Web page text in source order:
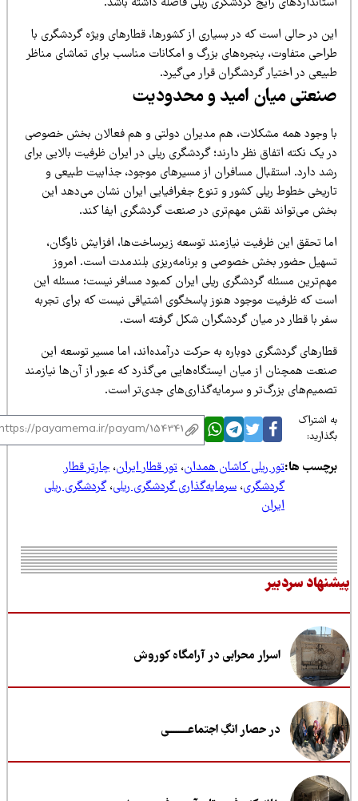
در حالی است که در بسیاری از کشورها، قطارهای ویژه گردشگری با
متفاوت، پنجره‌های بزرگ و امکانات مناسب برای تماشای مناظر
در اختیار گردشگران قرار می‌گیرد.
میان امید و محدودیت
وجود همه مشکلات، هم مدیران دولتی و هم فعالان بخش خصوصی
یک نکته اتفاق نظر دارند؛ گردشگری ریلی در ایران ظرفیت بالایی برای
دارد. استقبال مسافران از مسیرهای موجود، جذابیت طبیعی و
خطوط ریلی کشور و تنوع جغرافیایی ایران نشان می‌دهد این
می‌تواند نقش مهم‌تری در صنعت گردشگری ایفا کند.
تحقق این ظرفیت نیازمند توسعه زیرساخت‌ها، افزایش ناوگان،
حضور بخش خصوصی و برنامه‌ریزی بلندمدت است. امروز
مسئله گردشگری ریلی ایران کمبود مسافر نیست؛ مسئله این
که ظرفیت موجود هنوز پاسخگوی اشتیاقی نیست که برای تجربه
با قطار در میان گردشگران شکل گرفته است.
گردشگری دوباره به حرکت درآمده‌اند، اما مسیر توسعه این
همچنان از میان ایستگاه‌هایی می‌گذرد که عبور از آن‌ها نیازمند
بزرگ‌تر و سرمایه‌گذاری‌های جدی‌تر است.
اشتراک
ها:تور ریلی کاشان همدان،تور قطار ایران،چارتر قطار
گردشگری،سرمایه‌گذاری گردشگری ریلی،گردشگری ریلی
سردبیر
اسرار محرابی در آرامگاه کوروش
در حصار انگِ اجتماعــــــــی